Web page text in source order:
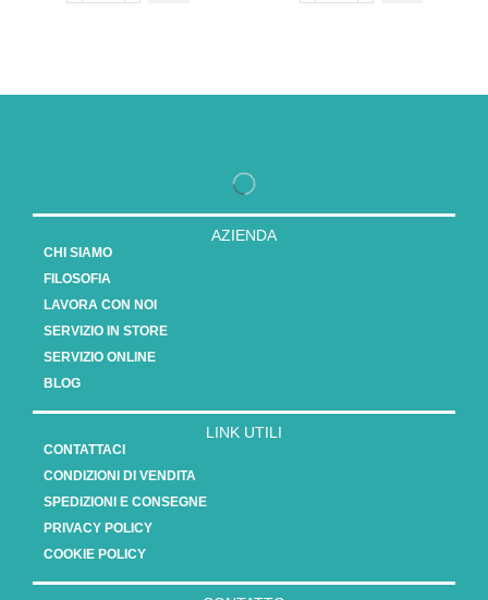
AZIENDA
CHI SIAMO
FILOSOFIA
LAVORA CON NOI
SERVIZIO IN STORE
SERVIZIO ONLINE
BLOG
LINK UTILI
CONTATTACI
CONDIZIONI DI VENDITA
SPEDIZIONI E CONSEGNE
PRIVACY POLICY
COOKIE POLICY